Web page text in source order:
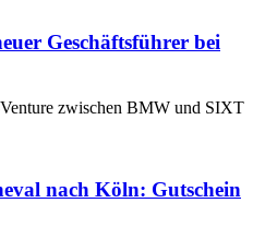
Geschäftsführer bei
zwischen BMW und SIXT
nach Köln: Gutschein